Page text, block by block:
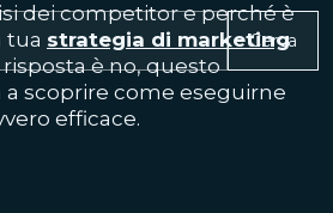
Cerca
dei competitor e perché è
tua strategia di marketing
risposta è no, questo
a scoprire come eseguirne
efficace.